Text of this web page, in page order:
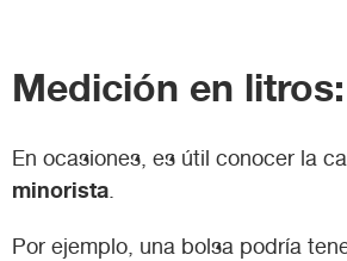
Medición en
En ocasiones, es útil conocer la
minorista.
Por ejemplo, una bolsa podría